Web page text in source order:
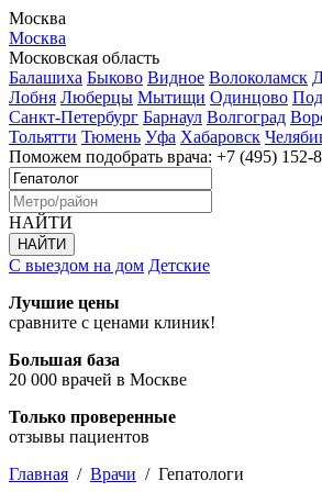
Москва
Москва
Московская область
Балашиха Быково Видное Волоколамск
Лобня Люберцы Мытищи Одинцово
Санкт-Петербург Барнаул Волгоград
Тольятти Тюмень Уфа Хабаровск
Поможем подобрать врача: +7 (495) 152-
НАЙТИ
С выездом на дом Детские
Лучшие цены
сравните с ценами клиник!
Большая база
20 000 врачей в Москве
Только проверенные
отзывы пациентов
Главная / Врачи / Гепатологи